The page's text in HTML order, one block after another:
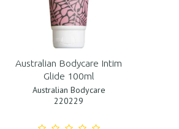
Australian Bodycare Intim
Glide 100ml
Australian Bodycare
220229